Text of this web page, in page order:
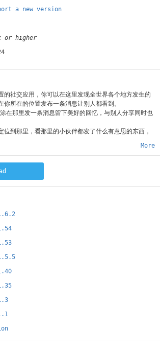
a new version
or higher
的社交应用，你可以在这里发现全世界各个地方发生的
你所在的位置发布一条消息让别人都看到。
在那里发一条消息留下美好的回忆，与别人分享同时也
位到那里，看那里的小伙伴都发了什么有意思的东西，
More